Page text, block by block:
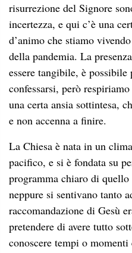
risurrezione del Signore
incertezza, e qui c’è una
d’animo che stiamo
della pandemia. La
essere tangibile, è possibile
confessarsi, però
una certa ansia sottintesa,
e non accenna a finire.
La Chiesa è nata in un
pacifico, e si è fondata su
programma chiaro di
neppure si sentivano tanto
raccomandazione di Gesù
pretendere di avere tutto
conoscere tempi o